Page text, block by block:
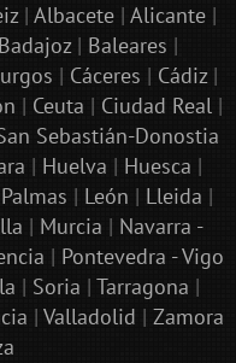
| Albacete| Alicante|
Badajoz| Baleares |
| Cáceres | Cádiz|
| Ceuta | Ciudad Real|
Sebastián-Donostia
| Huelva | Huesca |
| León | Lleida |
| Murcia | Navarra -
| Pontevedra - Vigo
| Soria | Tarragona |
| Valladolid | Zamora